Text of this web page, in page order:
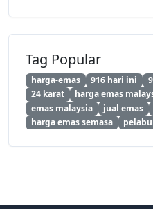
Tag Popular
harga-emas 916 hari ini
24 karat
harga emas
emas malaysia
jual emas
harga emas semasa